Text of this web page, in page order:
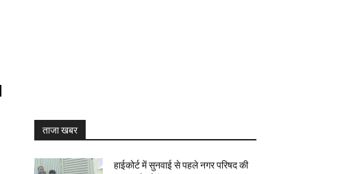
ताजा खबर
हाईकोर्ट में सुनवाई से पहले नगर परिषद की